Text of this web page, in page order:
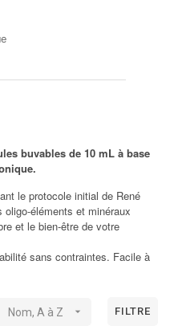
buvables de 10 mL à base
le protocole initial de René
éléments et minéraux
et le bien-être de votre
sans contraintes. Facile à
Nom, A à Z  FILTRE